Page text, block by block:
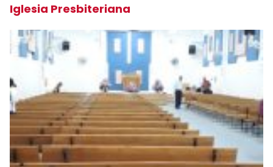
Iglesia Presbiteriana